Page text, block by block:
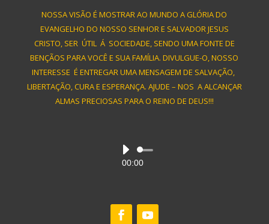
NOSSA VISÃO É MOSTRAR AO MUNDO A GLÓRIA DO
EVANGELHO DO NOSSO SENHOR E SALVADOR JESUS
CRISTO, SER ÚTIL Á SOCIEDADE, SENDO UMA FONTE DE
BENÇÃOS PARA VOCÊ E SUA FAMÍLIA. DIVULGUE-O, NOSSO
INTERESSE É ENTREGAR UMA MENSAGEM DE SALVAÇÃO,
LIBERTAÇÃO, CURA E ESPERANÇA. AJUDE – NOS A ALCANÇAR
ALMAS PRECIOSAS PARA O REINO DE DEUS!!!
Audio
Player
00:00